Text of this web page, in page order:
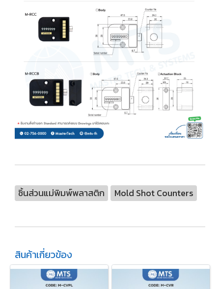
ชิ้นส่วนแม่พิมพ์พลาสติก Mold Shot Counters
สินค้าเกี่ยวข้อง